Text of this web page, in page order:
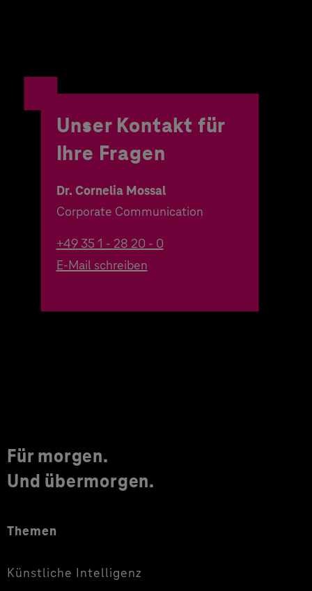
Unser Kontakt für
Ihre Fragen
Dr. Cornelia Mossal
Corporate Communication
+49 35 1 - 28 20 - 0
E-Mail schreiben
Für morgen.
Und übermorgen.
Themen
Künstliche Intelligenz